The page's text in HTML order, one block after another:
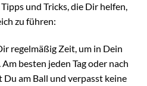
und Tricks, die Dir helfen,
zu führen:
regelmäßig Zeit, um in Dein
besten jeden Tag oder nach
am Ball und verpasst keine